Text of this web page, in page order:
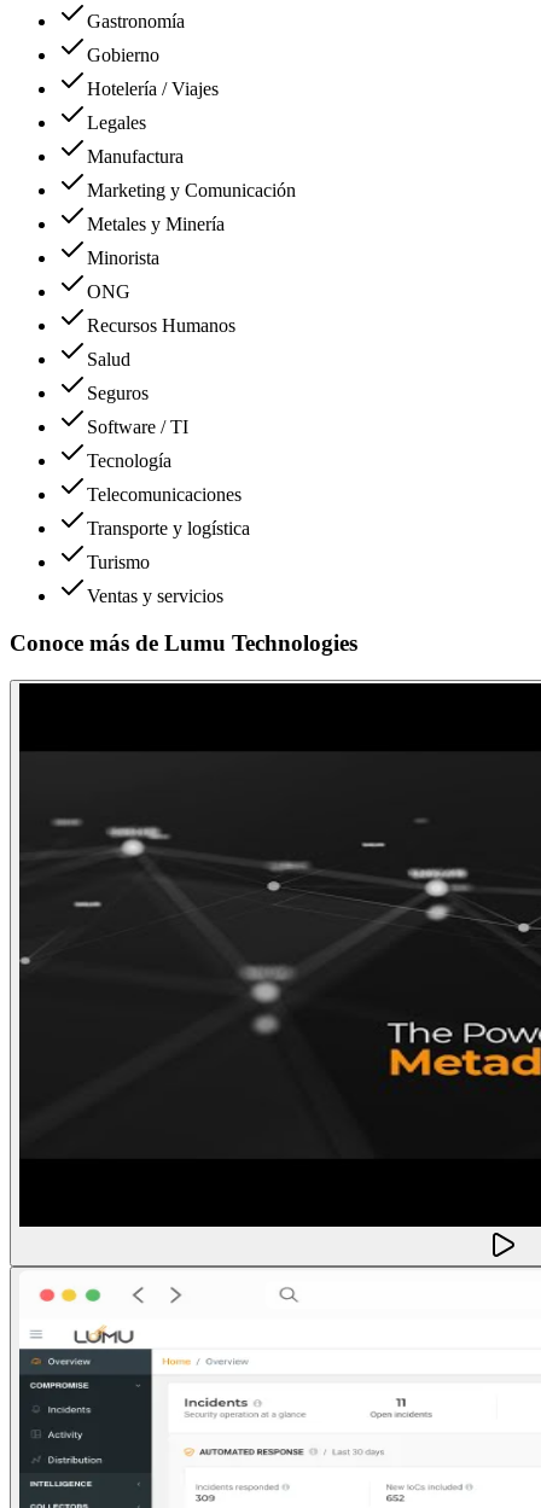
Gastronomía
Gobierno
Hotelería / Viajes
Legales
Manufactura
Marketing y Comunicación
Metales y Minería
Minorista
ONG
Recursos Humanos
Salud
Seguros
Software / TI
Tecnología
Telecomunicaciones
Transporte y logística
Turismo
Ventas y servicios
Conoce más de Lumu Technologies